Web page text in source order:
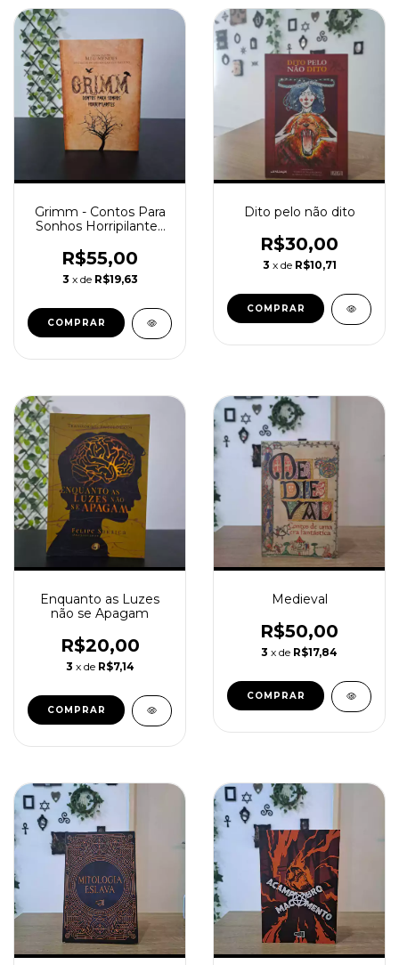
Grimm - Contos Para
Sonhos Horripilantes
R$55,00
3 x de R$19,63
Dito pelo não dito
R$30,00
3 x de R$10,71
Enquanto as Luzes
não se Apagam
R$20,00
3 x de R$7,14
Medieval
R$50,00
3 x de R$17,84